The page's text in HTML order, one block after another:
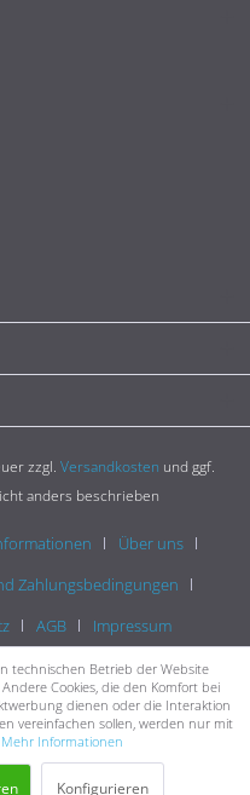
zzgl. Versandkosten und ggf.
anders beschrieben
Über uns
Zahlungsbedingungen
AGB Impressum
technischen Betrieb der Website
Cookies, die den Komfort bei
dienen oder die Interaktion
vereinfachen sollen, werden nur mit
Mehr Informationen
Konfigurieren